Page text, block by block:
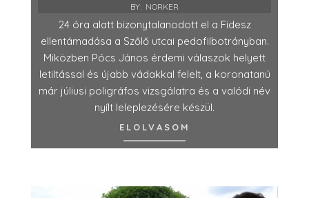
BY: NORKER
24 óra alatt bizonytalanodott el a Fidesz
ellentámadása a Szőlő utcai pedofilbotrányban.
Miközben Pócs János érdemi válaszok helyett
letiltással és újabb vádakkal felelt, a koronatanú
már júliusi poligráfos vizsgálatra és a valódi név
nyílt leleplezésére készül.
ELOLVASOM